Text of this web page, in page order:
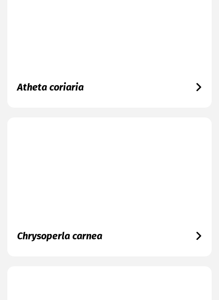
Atheta coriaria
Chrysoperla carnea